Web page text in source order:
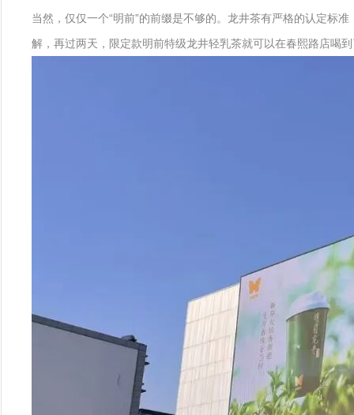
当然，仅仅一个“明前”的前缀是不够的。龙井茶有严格的认定标
解，再过两天，限定款明前特级龙井轻乳茶就可以在春熙路店喝